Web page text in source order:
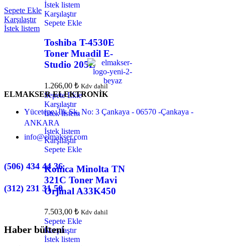
İstek listem
Karşılaştır
Sepete Ekle
Toshiba T-4530E
Toner Muadil E-
Studio 205L
1.266,00 ₺ Kdv dahil
Sepete Ekle
Karşılaştır
İstek listem
İstek listem
Karşılaştır
Sepete Ekle
Konica Minolta TN
321C Toner Mavi
Orjinal A33K450
7.503,00 ₺ Kdv dahil
Sepete Ekle
Karşılaştır
İstek listem
Sepete Ekle
Karşılaştır
İstek listem
ELMAKSER ELEKTRONİK
Yücetepe, İlk Sk, No: 3 Çankaya - 06570 -Çankaya -
ANKARA
info@elmakser.com
(506) 434 44 36
(312) 231 31 50
Haber bülteni